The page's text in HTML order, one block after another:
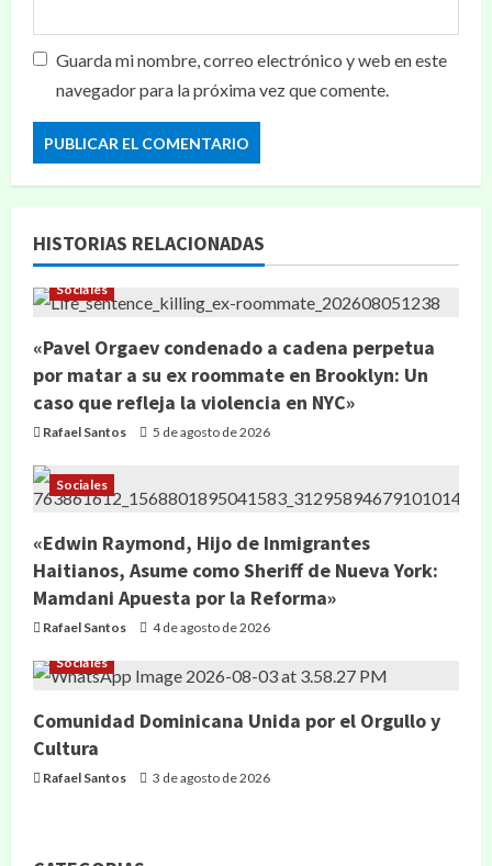
Guarda mi nombre, correo electrónico y web en este
navegador para la próxima vez que comente.
HISTORIAS RELACIONADAS
Sociales
«Pavel Orgaev condenado a cadena perpetua
por matar a su ex roommate en Brooklyn: Un
caso que refleja la violencia en NYC»
Rafael Santos 5 de agosto de 2026
Sociales
«Edwin Raymond, Hijo de Inmigrantes
Haitianos, Asume como Sheriff de Nueva York:
Mamdani Apuesta por la Reforma»
Rafael Santos 4 de agosto de 2026
Sociales
Comunidad Dominicana Unida por el Orgullo y
Cultura
Rafael Santos 3 de agosto de 2026